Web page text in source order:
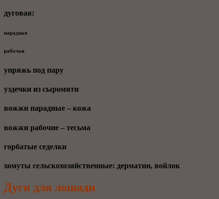
дуговая:
парадная
рабочая
упряжь под пару
уздечки из сыромяти
вожжи парадные – кожа
вожжи рабочие – тесьма
горбатые седелки
хомуты сельскохозяйственные: дерматин, войлок
Дуги для лошади